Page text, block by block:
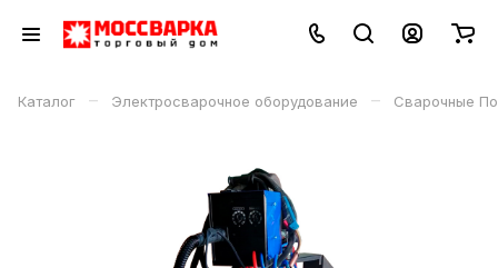
Каталог – Электросварочное оборудование – Сварочные